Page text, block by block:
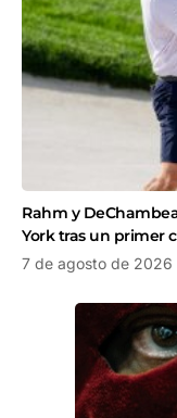
Rahm y
York tras un primer
7 de agosto de 2026